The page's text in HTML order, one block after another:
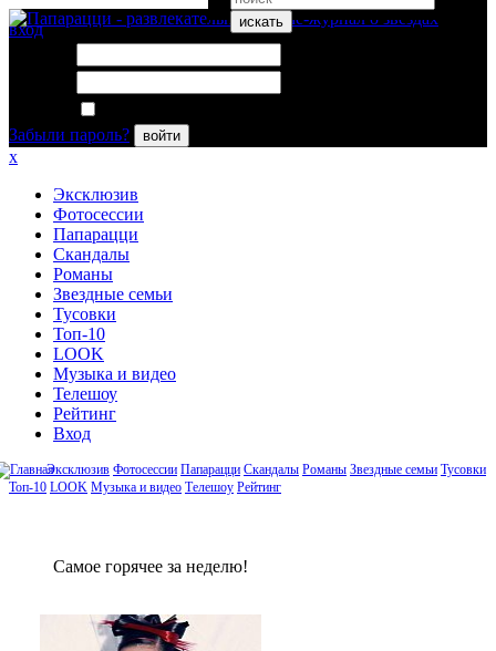
искать
вход
Забыли пароль?
войти
x
Эксклюзив
Фотосессии
Папарацци
Скандалы
Романы
Звездные семьи
Тусовки
Топ-10
LOOK
Музыка и видео
Телешоу
Рейтинг
Вход
Эксклюзив Фотосессии Папарацци Скандалы Романы Звездные семьи Тусовки
Топ-10 LOOK Музыка и видео Телешоу Рейтинг
Сaмое гoрячее за неделю!